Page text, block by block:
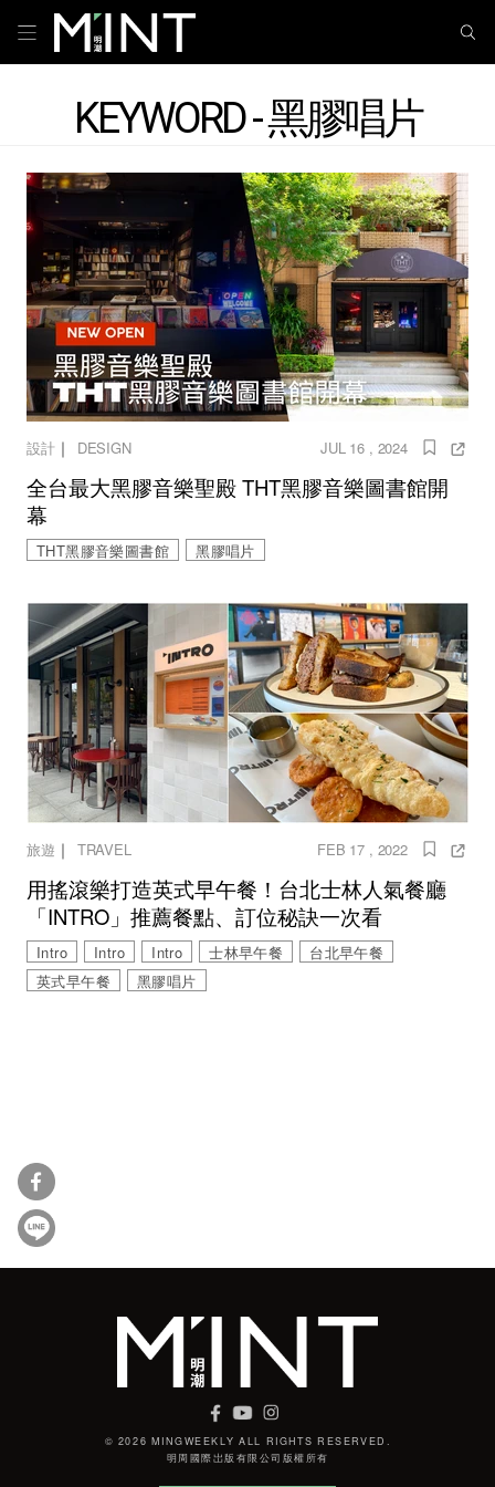
KEYWORD - 黑膠唱片
設計｜ DESIGN JUL 16 , 2024
全台最大黑膠音樂聖殿 THT黑膠音樂圖書館開
幕
THT黑膠音樂圖書館 黑膠唱片
旅遊 ｜ TRAVEL FEB 17 , 2022
用搖滾樂打造英式早午餐！台北士林人氣餐廳
「INTRO」推薦餐點、訂位秘訣一次看
Intro Intro Intro 士林早午餐
台北早午餐
英式早午餐
黑膠唱片
© 2026 MINGWEEKLY ALL RIGHTS RESERVED.
明周國際岀版有限公司版權所有